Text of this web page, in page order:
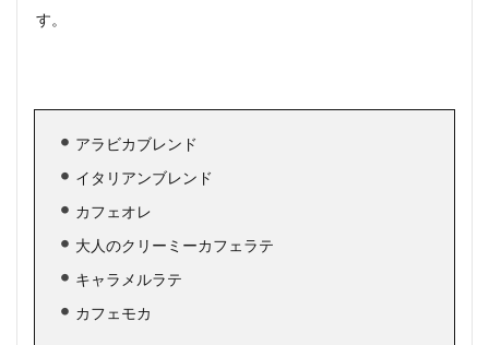
す。
アラビカブレンド
イタリアンブレンド
カフェオレ
大人のクリーミーカフェラテ
キャラメルラテ
カフェモカ